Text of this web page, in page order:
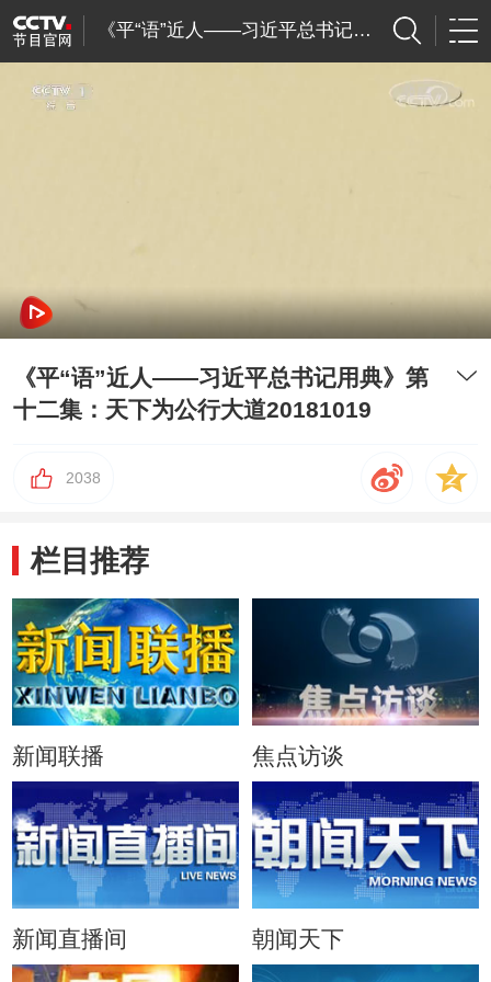
《平“语”近人——习近平总书记用典》
《平“语”近人——习近平总书记用典》第
十二集：天下为公行大道20181019
2038
栏目推荐
新闻联播 焦点访谈
新闻直播间 朝闻天下